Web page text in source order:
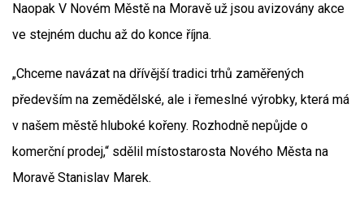
Naopak V Novém Městě na Moravě už jsou avizovány akce
ve stejném duchu až do konce října.
„Chceme navázat na dřívější tradici trhů zaměřených
především na zemědělské, ale i řemeslné výrobky, která má
v našem městě hluboké kořeny. Rozhodně nepůjde o
komerční prodej,“ sdělil místostarosta Nového Města na
Moravě Stanislav Marek.